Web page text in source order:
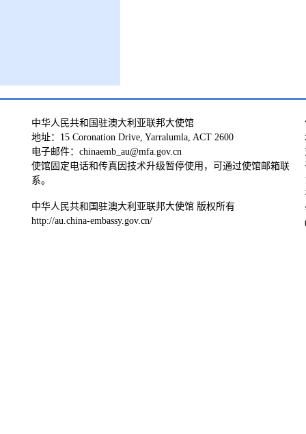
中华人民共和国驻澳大利亚联邦大使馆
地址：15 Coronation Drive, Yarralumla, ACT 2600
电子邮件：chinaemb_au@mfa.gov.cn
使馆固定电话和传真因技术升级暂停使用，可通过使馆邮箱联
系。
中华人民共和国驻澳大利亚联邦大使馆 版权所有
http://au.china-embassy.gov.cn/